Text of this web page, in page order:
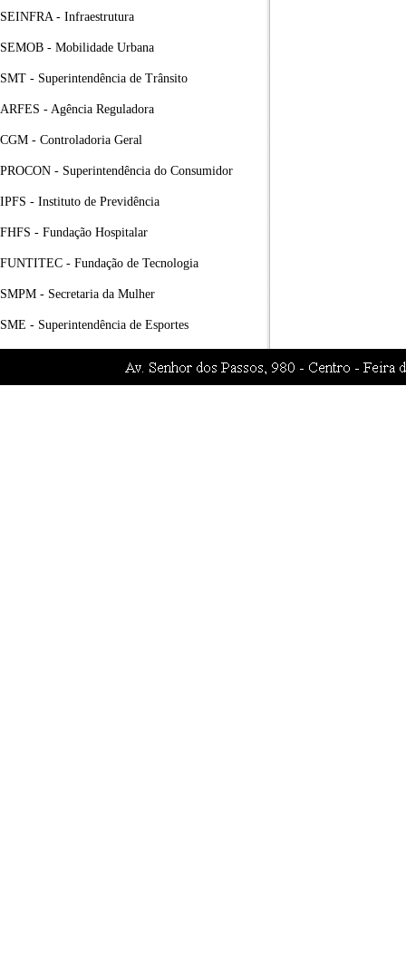
SEINFRA - Infraestrutura
SEMOB - Mobilidade Urbana
SMT - Superintendência de Trânsito
ARFES - Agência Reguladora
CGM - Controladoria Geral
PROCON - Superintendência do Consumidor
IPFS - Instituto de Previdência
FHFS - Fundação Hospitalar
FUNTITEC - Fundação de Tecnologia
SMPM - Secretaria da Mulher
SME - Superintendência de Esportes